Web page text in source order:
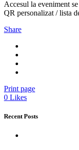
Accesul la eveniment
QR personalizat / lista
Share
Print page
0 Likes
Recent Posts